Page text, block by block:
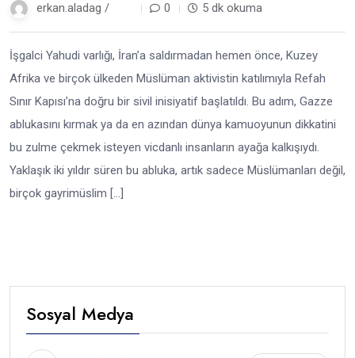
erkan.aladag / 0 5 dk okuma
İşgalci Yahudi varlığı, İran’a saldırmadan hemen önce, Kuzey
Afrika ve birçok ülkeden Müslüman aktivistin katılımıyla Refah
Sınır Kapısı’na doğru bir sivil inisiyatif başlatıldı. Bu adım, Gazze
ablukasını kırmak ya da en azından dünya kamuoyunun dikkatini
bu zulme çekmek isteyen vicdanlı insanların ayağa kalkışıydı.
Yaklaşık iki yıldır süren bu abluka, artık sadece Müslümanları değil,
birçok gayrimüslim […]
Sosyal Medya